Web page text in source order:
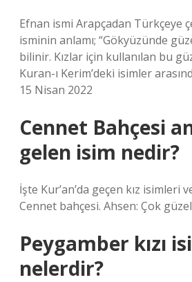
Efnan ismi Arapçadan Türkçeye
isminin anlamı; “Gökyüzünde
bilinir. Kızlar için kullanılan bu
Kuran-ı Kerim’deki isimler
15 Nisan 2022
Cennet Bahçesi
gelen isim nedir?
İşte Kur’an’da geçen kız isimleri
Cennet bahçesi. Ahsen: Çok
Peygamber kızı
nelerdir?